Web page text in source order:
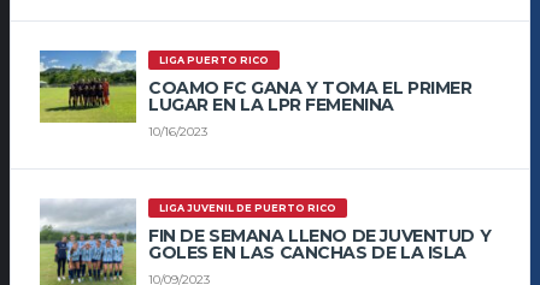
LIGA PUERTO RICO
COAMO FC GANA Y TOMA EL PRIMER
LUGAR EN LA LPR FEMENINA
10/16/2023
LIGA JUVENIL DE PUERTO RICO
FIN DE SEMANA LLENO DE JUVENTUD Y
GOLES EN LAS CANCHAS DE LA ISLA
10/09/2023